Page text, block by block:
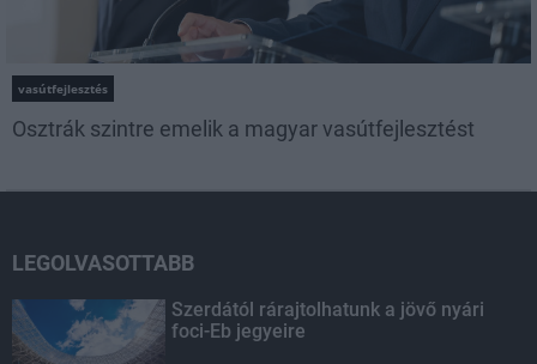
vasútfejlesztés
Osztrák szintre emelik a magyar vasútfejlesztést
LEGOLVASOTTABB
Szerdától rárajtolhatunk a jövő nyári
foci-Eb jegyeire